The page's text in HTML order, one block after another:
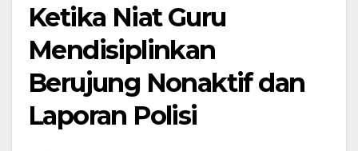
Ketika Niat Guru
Mendisiplinkan
Berujung Nonaktif dan
Laporan Polisi